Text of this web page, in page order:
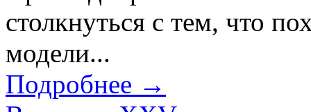
столкнуться с тем, что
модели...
Подробнее →